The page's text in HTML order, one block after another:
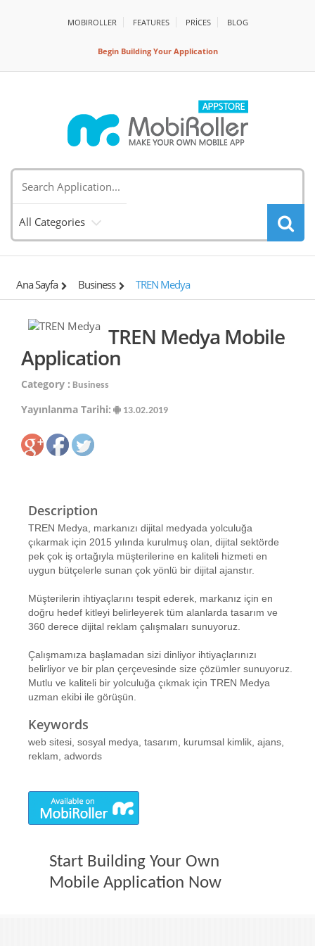
MOBIROLLER FEATURES PRİCES BLOG
Begin Building Your Application
All Categories
Ana Sayfa Business TREN Medya
TREN Medya Mobile
Application
Category : Business
Yayınlanma Tarihi: 13.02.2019
Description
TREN Medya, markanızı dijital medyada yolculuğa
çıkarmak için 2015 yılında kurulmuş olan, dijital sektörde
pek çok iş ortağıyla müşterilerine en kaliteli hizmeti en
uygun bütçelerle sunan çok yönlü bir dijital ajanstır.
Müşterilerin ihtiyaçlarını tespit ederek, markanız için en
doğru hedef kitleyi belirleyerek tüm alanlarda tasarım ve
360 derece dijital reklam çalışmaları sunuyoruz.
Çalışmamıza başlamadan sizi dinliyor ihtiyaçlarınızı
belirliyor ve bir plan çerçevesinde size çözümler sunuyoruz.
Mutlu ve kaliteli bir yolculuğa çıkmak için TREN Medya
uzman ekibi ile görüşün.
Keywords
web sitesi, sosyal medya, tasarım, kurumsal kimlik, ajans,
reklam, adwords
Start Building Your Own
Mobile Application Now